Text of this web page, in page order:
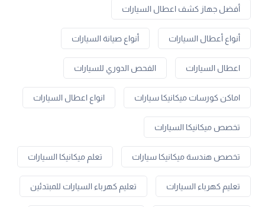
أفضل جهاز كشف اعطال السيارات
أنواع أعطال السيارات أنواع صيانة السيارات
اعطال السيارات الفحص الدوري للسيارات
اماكن كورسات ميكانيكا سيارات انواع اعطال السيارات
تخصص ميكانيكا السيارات
تخصص هندسة ميكانيكا سيارات تعلم ميكانيكا السيارات
تعليم كهرباء السيارات تعليم كهرباء السيارات للمبتدئين